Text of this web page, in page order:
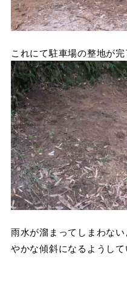
これにて駐車場の整地が完
雨水が溜まってしまわな
やかな傾斜になるようして